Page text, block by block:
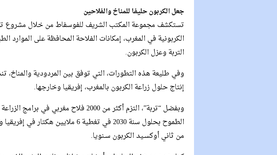
جعل الكربون حليفا للمناخ والفلاحين
تستكشف مجموعة المكتب الشريف للفوسفاط من خلال مشروع
الكربونية في المغرب، إمكانات الفلاحة المحافظة على الموارد
التربة وعزل الكربون.
وفي طليعة هذه التطورات، التي توفق بين المردودية
إنتاج حلول زراعة الكربون بالمغرب، إفريقيا وخارجها.
وبفضل “تربة”، التزم أكثر من 2000 فلاح
من ثاني أوكسـيد الكربون سـنويا.